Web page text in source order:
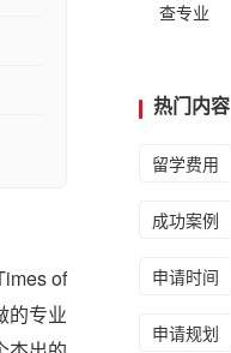
of
的专业
查专业
热门内容
留学费用
成功案例
申请时间
申请规划